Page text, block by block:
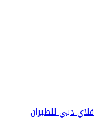
دبي للطيران